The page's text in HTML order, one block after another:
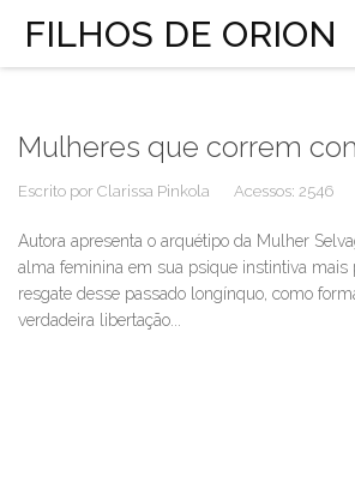
Mulheres que correm
Escrito por Clarissa Pinkola Acessos: 2546
Autora apresenta o arquétipo da Mulher
alma feminina em sua psique instintiva mais
resgate desse passado longínquo, como
verdadeira libertação...
FILHOS DE ORION